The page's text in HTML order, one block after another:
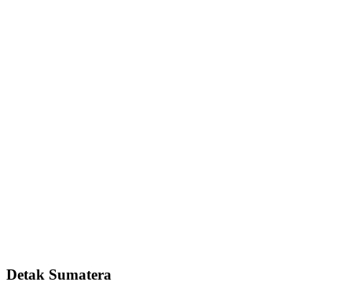
Detak Sumatera